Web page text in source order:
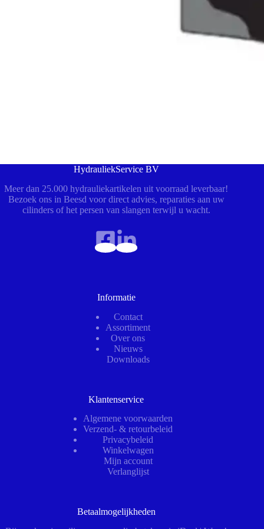
HydrauliekService BV
Meer dan 25.000 hydrauliekartikelen uit voorraad leverbaar!
Bezoek ons in Beesd voor direct advies, reparaties aan uw
cilinders of het persen van slangen terwijl u wacht.
Informatie
Contact
Assortiment
Over ons
Nieuws
Downloads
Klantenservice
Algemene voorwaarden
Verzend- & retourbeleid
Privacybeleid
Winkelwagen
Mijn account
Verlanglijst
Betaalmogelijkheden